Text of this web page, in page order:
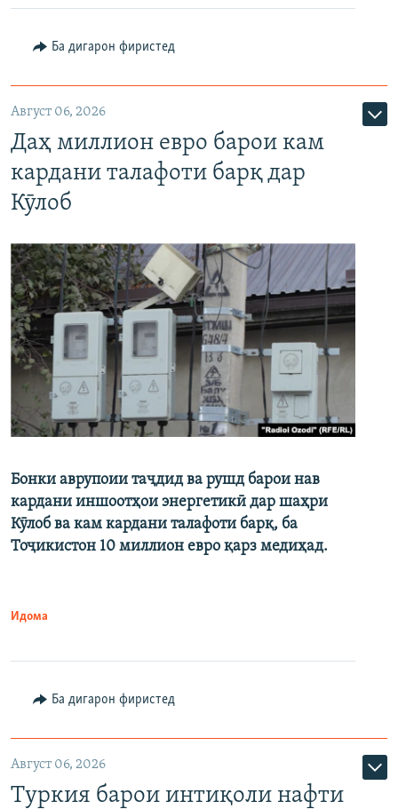
Ба дигарон фиристед
Август 06, 2026
Даҳ миллион евро барои кам
кардани талафоти барқ дар
Кӯлоб
Бонки аврупоии таҷдид ва рушд барои нав
кардани иншоотҳои энергетикӣ дар шаҳри
Кӯлоб ва кам кардани талафоти барқ, ба
Тоҷикистон 10 миллион евро қарз медиҳад.
Идома
Ба дигарон фиристед
Август 06, 2026
Туркия барои интиқоли нафти